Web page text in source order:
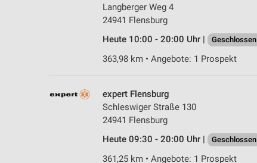
Langberger Weg 4
24941 Flensburg
Heute 10:00 - 20:00 Uhr |
Geschlossen
363,98 km • Angebote: 1 Prospekt
expert Flensburg
Schleswiger Straße 130
24941 Flensburg
Heute 09:30 - 20:00 Uhr |
Geschlossen
361,25 km • Angebote: 1 Prospekt